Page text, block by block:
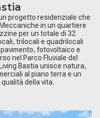
progetto residenziale che
in un quartiere
per un totale di 32
trilocali e quadrilocali
fotovoltaico e
nel Parco Fluviale del
Bastia unisce natura,
al piano terra e un
della vita.